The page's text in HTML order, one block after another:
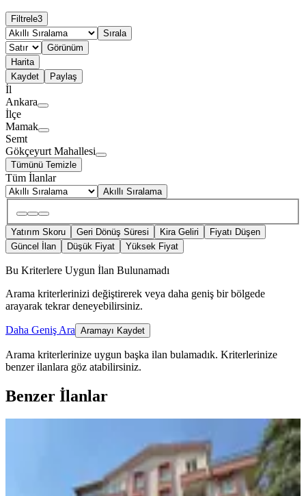
Filtrele3
Sırala
Görünüm
Harita
Kaydet
Paylaş
İl
Ankara
İlçe
Mamak
Semt
Gökçeyurt Mahallesi
Tümünü Temizle
Tüm İlanlar
Akıllı Sıralama
Yatırım Skoru Geri Dönüş Süresi Kira Geliri
Fiyatı Düşen
Güncel İlan
Düşük Fiyat Yüksek Fiyat
Bu Kriterlere Uygun İlan Bulunamadı
Arama kriterlerinizi değiştirerek veya daha geniş bir bölgede
arayarak tekrar deneyebilirsiniz.
Daha Geniş Ara Aramayı Kaydet
Arama kriterlerinize uygun başka ilan bulamadık. Kriterlerinize
benzer ilanlara göz atabilirsiniz.
Benzer İlanlar
Krc'den Hüseyingazi'de Yapılı
Bakımlı Satılık 3+1 Fırsat Daire!
Mamak, Hüseyingazi Mahallesi